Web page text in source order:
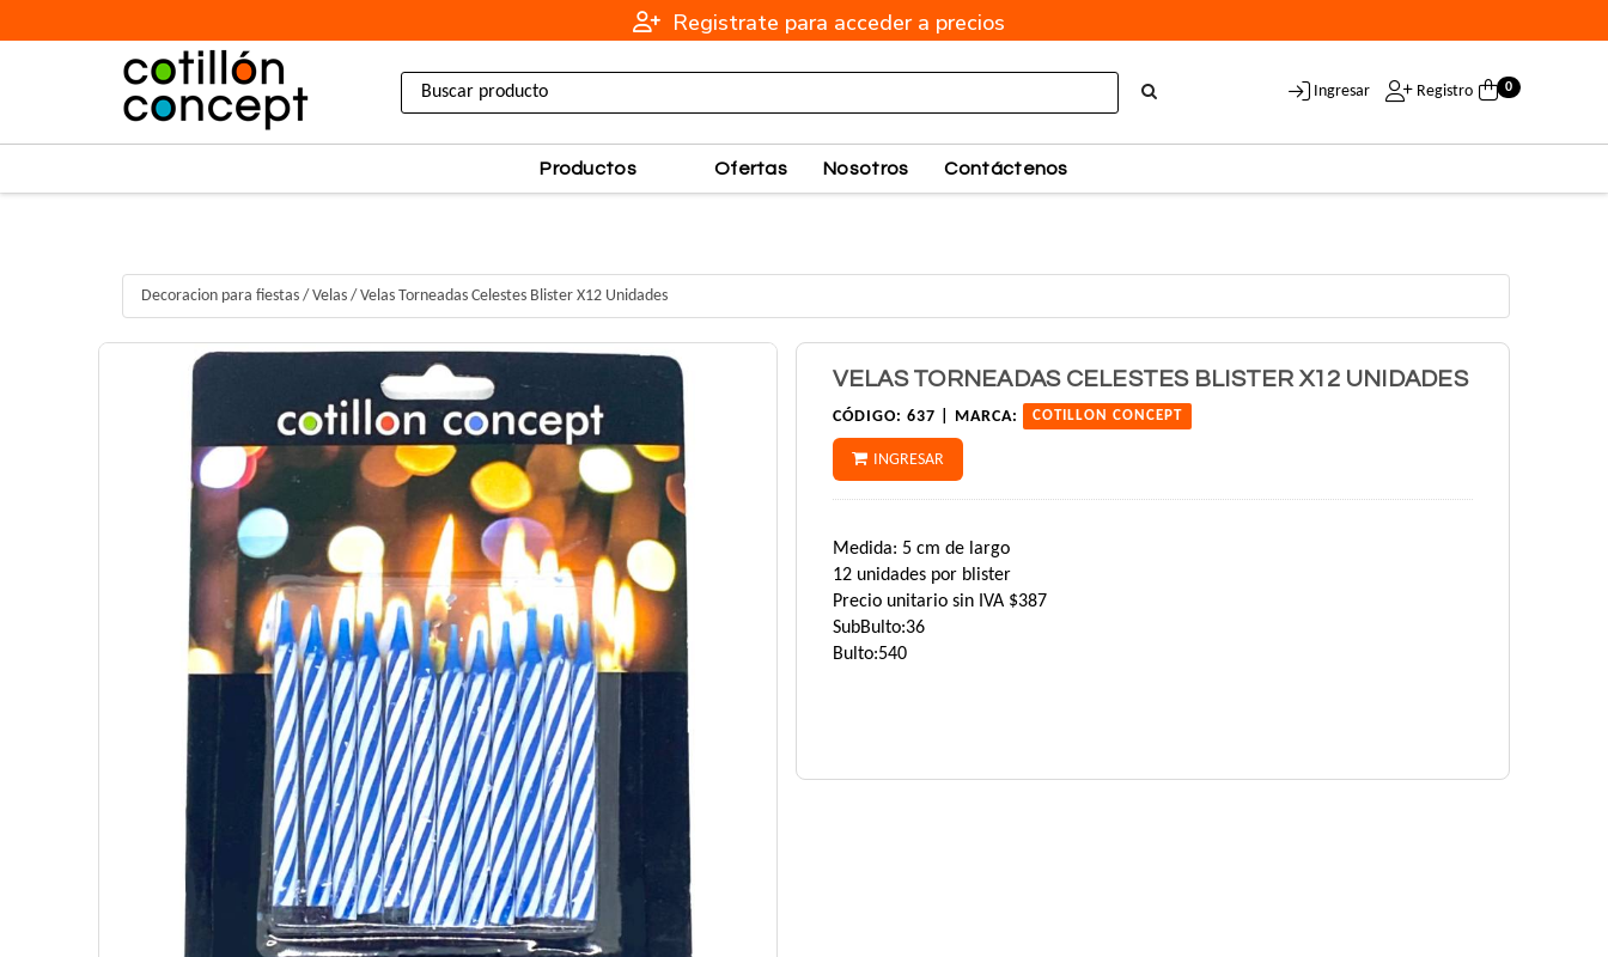
Registrate para acceder a precios
Ingresar Registro 0
Productos Ofertas Nosotros Contáctenos
Decoracion para fiestas /Velas / Velas Torneadas Celestes Blister X12 Unidades
VELAS TORNEADAS CELESTES BLISTER X12 UNIDADES
CÓDIGO: 637 | MARCA: COTILLON CONCEPT
INGRESAR
Medida: 5 cm de largo
12 unidades por blister
Precio unitario sin IVA $387
SubBulto:36
Bulto:540